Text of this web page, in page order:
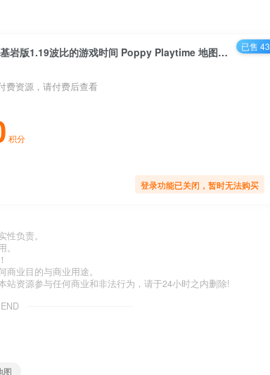
我的世界基岩版1.19波比的游戏时间 Poppy Playtime 地图存档
费资源，请付费后查看
积分
登录功能已关闭，暂时无法购买
已售 43
负责。
业目的与商业用途。
资源参与任何商业和非法行为，请于24小时之内删除!
图